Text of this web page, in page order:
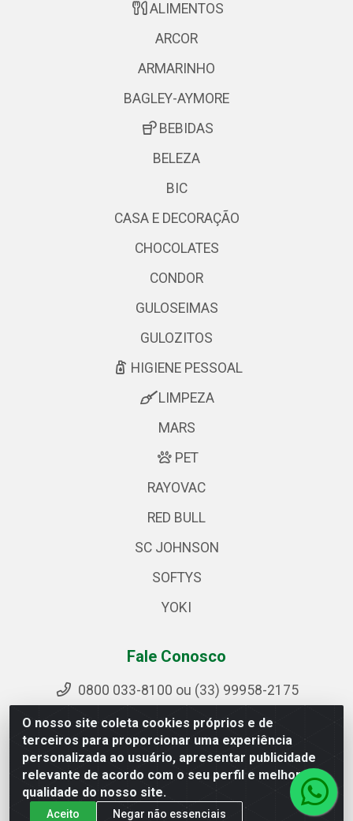
O nosso site coleta cookies próprios e de
terceiros para proporcionar uma experiência
personalizada ao usuário, apresentar publicidade
relevante de acordo com o seu perfil e melhorar a
qualidade do nosso site.
Aceito Negar não essenciais
ALIMENTOS
ARCOR
ARMARINHO
BAGLEY-AYMORE
BEBIDAS
BELEZA
BIC
CASA E DECORAÇÃO
CHOCOLATES
CONDOR
GULOSEIMAS
GULOZITOS
HIGIENE PESSOAL
LIMPEZA
MARS
PET
RAYOVAC
RED BULL
SC JOHNSON
SOFTYS
YOKI
Fale Conosco
0800 033-8100 ou (33) 99958-2175
sac@ipirangamg.com.br
Acompanhe nossas publicações
Ipiranga Distribuição LTDA - Avenida Doutor Jorge Hannas,